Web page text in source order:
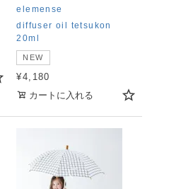
elemense
diffuser oil tetsukon
20ml
NEW
¥4,180
カートに入れる